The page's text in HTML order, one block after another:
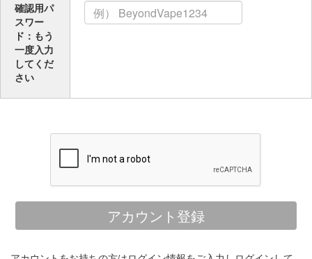
確認用パ
スワー
ド：もう
一度入力
してくだ
さい